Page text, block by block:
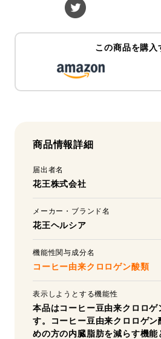
この商品を購入
商品情報詳細
届出者名
花王株式会社
メーカー・ブランド名
花王ヘルシア
機能性関与成分名
コーヒー由来クロロゲン酸類
表示しようとする機能性
本品はコーヒー豆由来クロロゲ
す。コーヒー豆由来クロロゲ
めの方の内臓脂肪を減らす機能